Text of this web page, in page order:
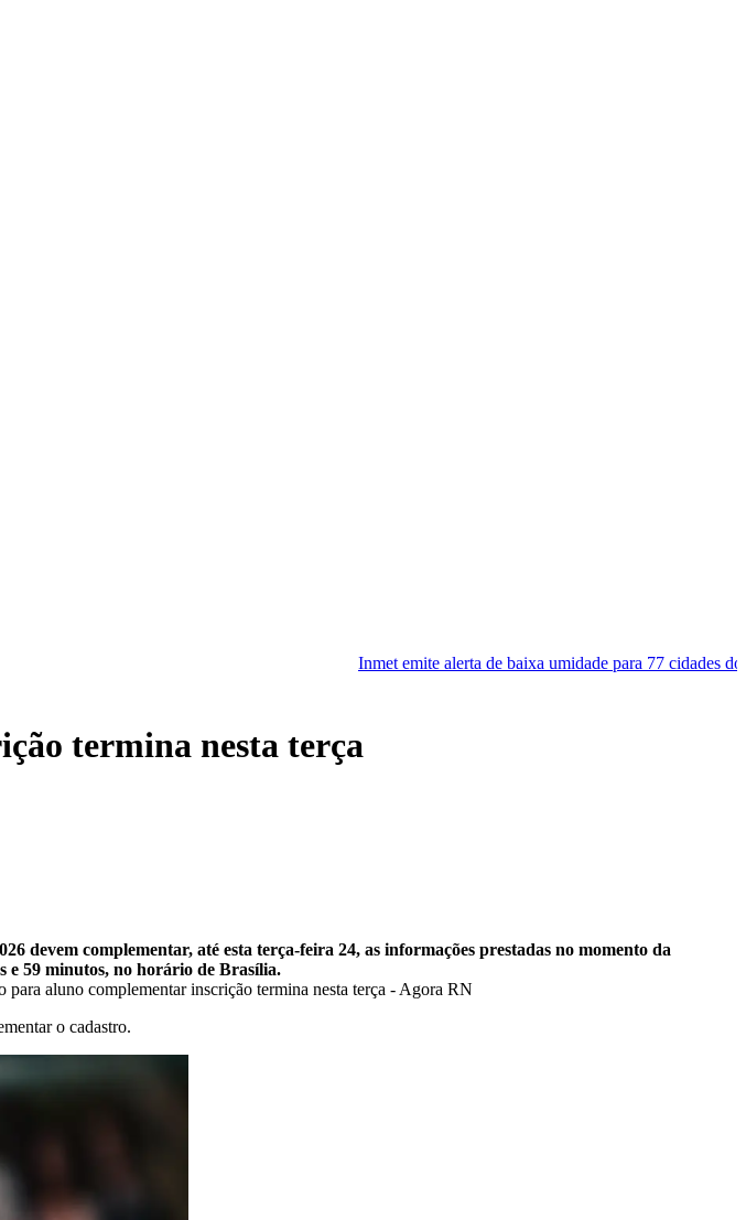
Inmet emite alerta de baixa umidade para 77 cidades do RN neste sábado
termina nesta terça
devem complementar, até esta terça-feira 24, as informações prestadas no momento da
e 59 minutos, no horário de Brasília.
o cadastro.